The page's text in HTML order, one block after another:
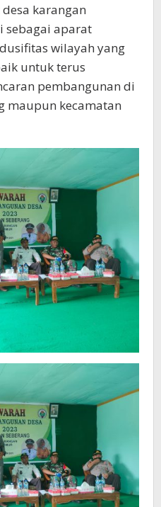
karangan
sebagai aparat
wilayah yang
untuk terus
pembangunan di
maupun kecamatan